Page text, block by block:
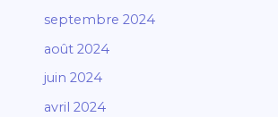
septembre 2024
août 2024
juin 2024
avril 2024